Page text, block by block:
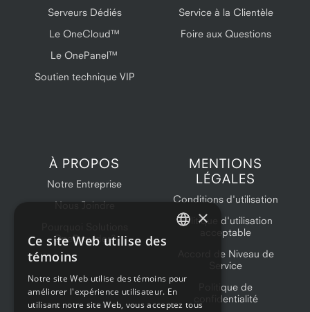
Serveurs Dédiés
Le OneCloud™
Le OnePanel™
Soutien technique VIP
Service à la Clientèle
Foire aux Questions
À PROPOS
Notre Entreprise
Nous Joindre
OneProvider?
MENTIONS
LÉGALES
Conditions d'utilisation
Politique d'utilisation
acceptable
Accord de Niveau de
Service
Politique de
confidentialité
×
Ce site Web utilise des
témoins
Notre site Web utilise des témoins pour
améliorer l'expérience utilisateur. En
utilisant notre site Web, vous acceptez tous